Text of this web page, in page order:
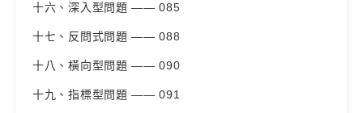
十六、深入型問題 —— 085
十七、反問式問題 —— 088
十八、橫向型問題 —— 090
十九、指標型問題 —— 091